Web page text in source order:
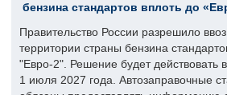
бензина стандартов вплоть до
Правительство России разрешило
территории страны бензина
"Евро-2". Решение будет действовать
1 июля 2027 года. Автозаправочные